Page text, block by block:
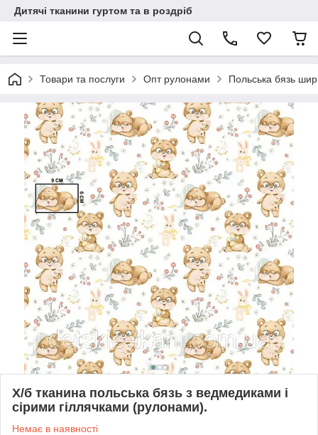
Дитячі тканини гуртом та в роздріб
Товари та послуги Опт рулонами Польська бязь
Х/б тканина польська бязь з ведмедиками і
сірими гіллячками (рулонами).
Немає в наявності